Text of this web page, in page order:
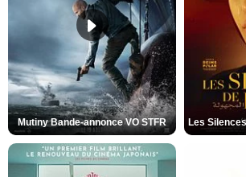
Mutiny Bande-annonce VO STFR